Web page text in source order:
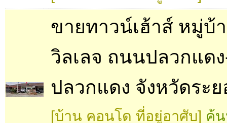
ขายทาวน์เฮ้าส์ หมู่บ้
วิลเลจ ถนนปลวกแดง
ปลวกแดง จังหวัดระย
[บ้าน คอนโด ที่อยู่อาศับ] ค้